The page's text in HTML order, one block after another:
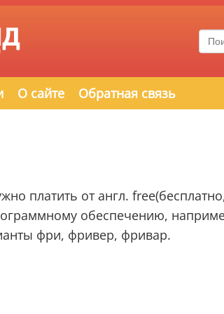
О сайте Обратная связь
платить от англ.
обеспечению,
фри, фривер, фривар.